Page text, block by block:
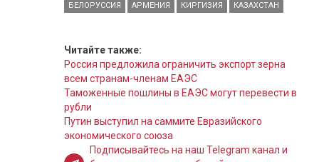
БЕЛОРУССИЯ
АРМЕНИЯ КИРГИЗИЯ КАЗАХСТАН
Читайте также:
Россия предложила ограничить экспорт зерна
всем странам-членам ЕАЭС
Таможенные пошлины в ЕАЭС могут перевести в
рубли
Путин выступил на саммите Евразийского
экономического союза
Подписывайтесь на наш Telegram канал и